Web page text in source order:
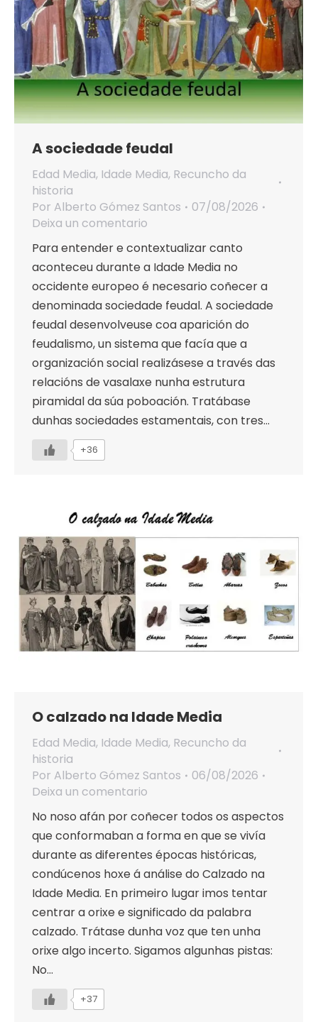
A sociedade feudal
Edad Media, Idade Media, Recuncho da
historia
Por Alberto Gómez Santos
07/08/2026
Deixa un comentario
Para entender e contextualizar canto
aconteceu durante a Idade Media no
occidente europeo é necesario coñecer a
denominada sociedade feudal. A sociedade
feudal desenvolveuse coa aparición do
feudalismo, un sistema que facía que a
organización social realizásese a través das
relacións de vasalaxe nunha estrutura
piramidal da súa poboación. Tratábase
dunhas sociedades estamentais, con tres…
+36
O calzado na Idade Media
Edad Media, Idade Media, Recuncho da
historia
Por Alberto Gómez Santos
06/08/2026
Deixa un comentario
No noso afán por coñecer todos os aspectos
que conformaban a forma en que se vivía
durante as diferentes épocas históricas,
condúcenos hoxe á análise do Calzado na
Idade Media. En primeiro lugar imos tentar
centrar a orixe e significado da palabra
calzado. Trátase dunha voz que ten unha
orixe algo incerto. Sigamos algunhas pistas:
No…
+37